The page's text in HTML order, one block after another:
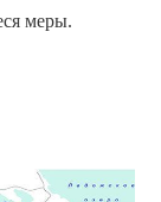
меры.